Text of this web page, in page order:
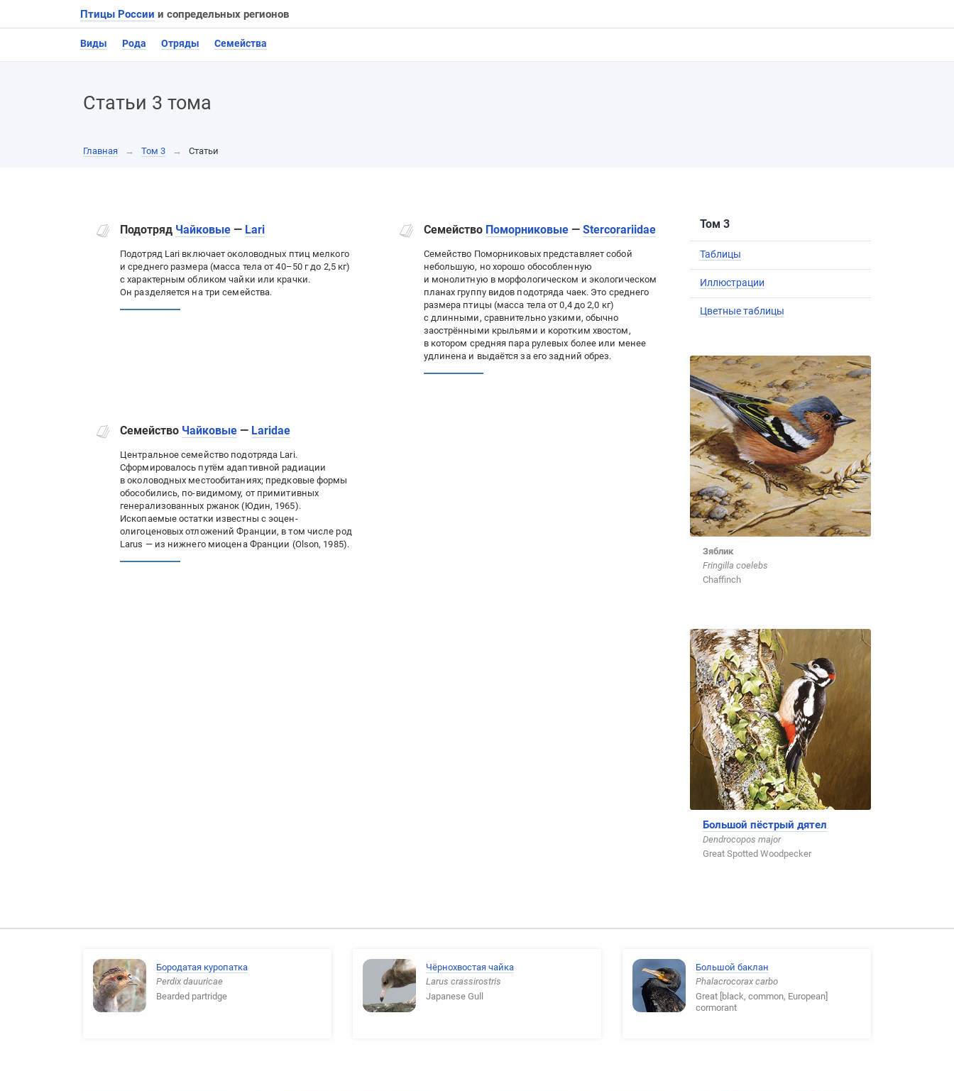
Птицы России и сопредельных регионов
Виды Рода Отряды Семейства
Статьи 3 тома
Главная → Том 3 → Статьи
Подотряд Чайковые — Lari
Подотряд Lari включает околоводных птиц мелкого
и среднего размера (масса тела от 40–50 г до 2,5 кг)
с характерным обликом чайки или крачки.
Он разделяется на три семейства.
Семейство Поморниковые— Stercorariidae
Семейство Поморниковых представляет собой
небольшую, но хорошо обособленную
и монолитную в морфологическом и экологическом
планах группу видов подотряда чаек. Это среднего
размера птицы (масса тела от 0,4 до 2,0 кг)
с длинными, сравнительно узкими, обычно
заострёнными крыльями и коротким хвостом,
в котором средняя пара рулевых более или менее
удлинена и выдаётся за его задний обрез.
Семейство Чайковые — Laridae
Центральное семейство подотряда Lari.
Сформировалось путём адаптивной радиации
в околоводных местообитаниях; предковые формы
обособились, по-видимому, от примитивных
генерализованных ржанок (Юдин, 1965).
Ископаемые остатки известны с эоцен-
олигоценовых отложений Франции, в том числе род
Larus — из нижнего миоцена Франции (Olson, 1985).
Том 3
Таблицы
Иллюстрации
Цветные таблицы
Зяблик
Fringilla coelebs
Chaffinch
Большой пёстрый дятел
Dendrocopos major
Great Spotted Woodpecker
Бородатая куропатка
Perdix dauuricae
Bearded partridge
Чёрнохвостая чайка
Larus crassirostris
Japanese Gull
Большой баклан
Phalacrocorax carbo
Great [black, common, European]
cormorant